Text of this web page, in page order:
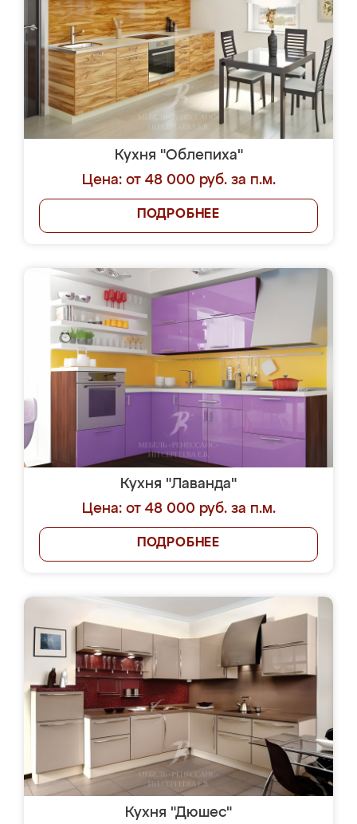
Кухня "Облепиха"
Цена: от 48 000 руб. за п.м.
ПОДРОБНЕЕ
Кухня "Лаванда"
Цена: от 48 000 руб. за п.м.
ПОДРОБНЕЕ
Кухня "Дюшес"